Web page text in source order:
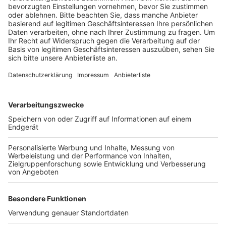
einhergehenden Behinderungen jetzt aber
beendet.
Veröffentlicht:Mittwoch, 27.12.2023 14:08
Anzeige
großes Versorgungsrohr bei Dirmerzheim geborsten.
Daraufhin hatten die Pumpen im Wasserwerk versucht,
den Druckverlust auszugleichen. Die Folge waren zwei
Wasserrohrbrüche in Kierdorf und Lechenich, drei
Schäden in Liblar und einer in Konradsheim an der K44.